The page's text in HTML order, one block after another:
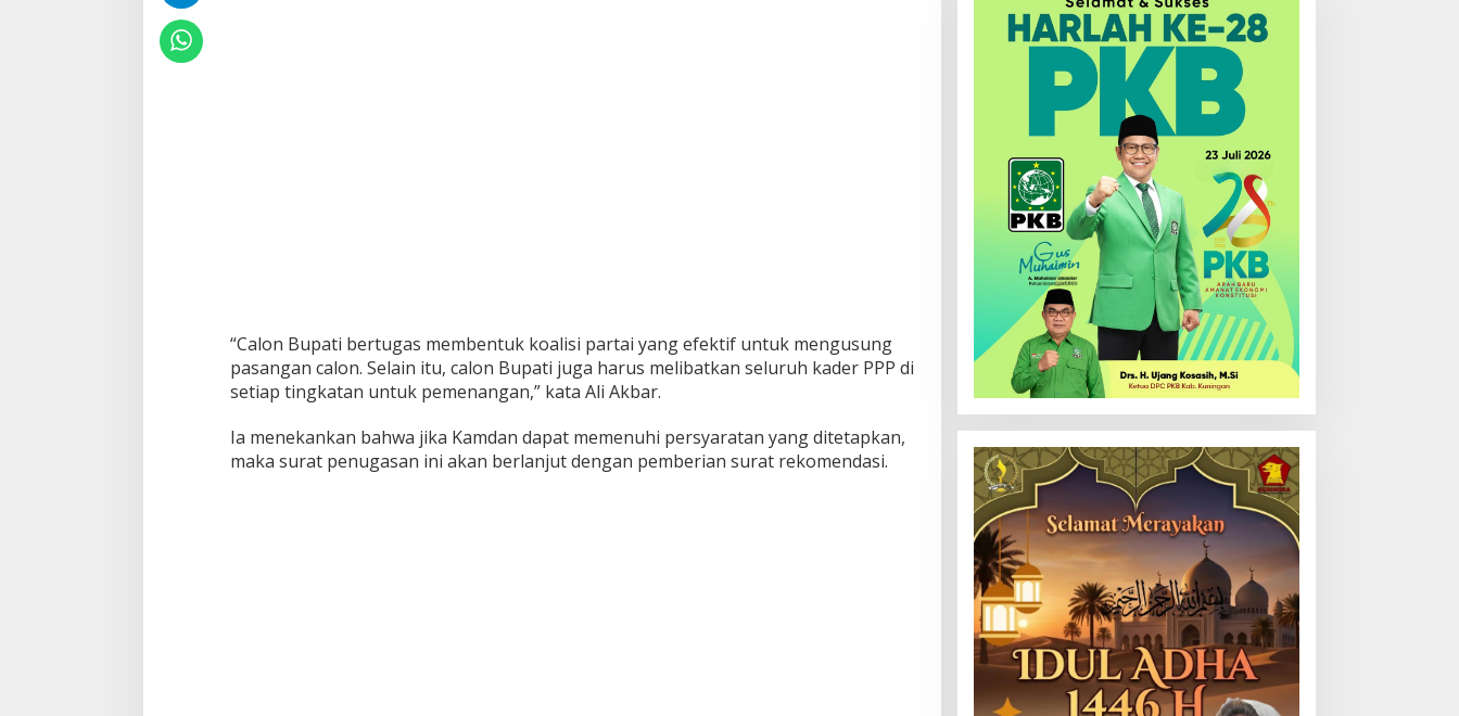
“Calon Bupati bertugas membentuk koalisi partai yang efektif untuk mengusung
pasangan calon. Selain itu, calon Bupati juga harus melibatkan seluruh kader PPP di
setiap tingkatan untuk pemenangan,” kata Ali Akbar.
Ia menekankan bahwa jika Kamdan dapat memenuhi persyaratan yang ditetapkan,
maka surat penugasan ini akan berlanjut dengan pemberian surat rekomendasi.